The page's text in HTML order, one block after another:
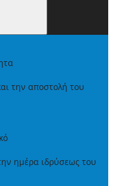
την αποστολή του
ημέρα ιδρύσεως του